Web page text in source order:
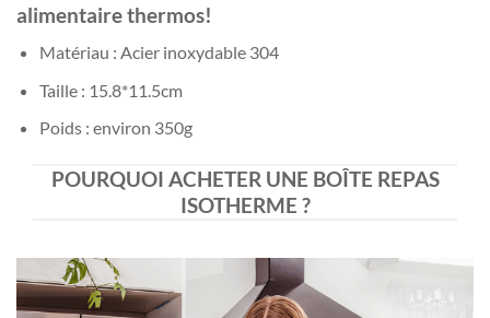
alimentaire thermos!
Matériau : Acier inoxydable 304
Taille : 15.8*11.5cm
Poids : environ 350g
POURQUOI ACHETER UNE BOÎTE REPAS
ISOTHERME ?